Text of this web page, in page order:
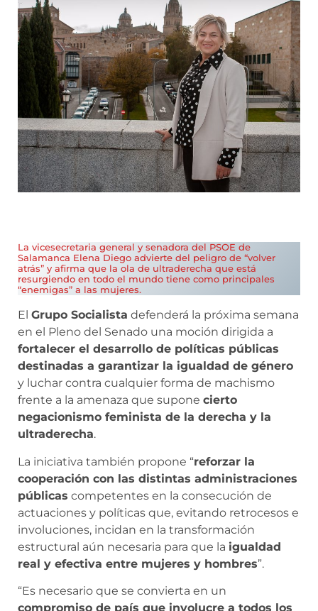
La vicesecretaria general y senadora del PSOE de
Salamanca Elena Diego advierte del peligro de “volver
atrás” y afirma que la ola de ultraderecha que está
resurgiendo en todo el mundo tiene como principales
“enemigas” a las mujeres.
El Grupo Socialista defenderá la próxima semana
en el Pleno del Senado una moción dirigida a
fortalecer el desarrollo de políticas públicas
destinadas a garantizar la igualdad de género
y luchar contra cualquier forma de machismo
frente a la amenaza que supone cierto
negacionismo feminista de la derecha y la
ultraderecha.
La iniciativa también propone “reforzar la
cooperación con las distintas administraciones
públicas competentes en la consecución de
actuaciones y políticas que, evitando retrocesos e
involuciones, incidan en la transformación
estructural aún necesaria para que la igualdad
real y efectiva entre mujeres y hombres”.
“Es necesario que se convierta en un
compromiso de país que involucre a todos los